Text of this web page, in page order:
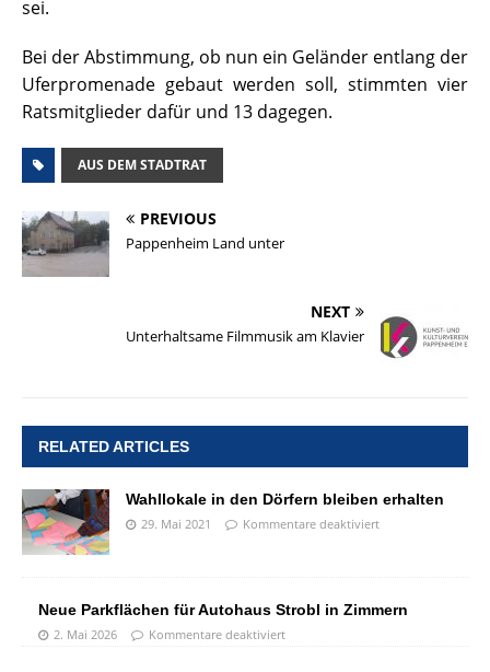
sei.
Bei der Abstimmung, ob nun ein Geländer entlang der
Uferpromenade gebaut werden soll, stimmten vier
Ratsmitglieder dafür und 13 dagegen.
AUS DEM STADTRAT
PREVIOUS
Pappenheim Land unter
NEXT
Unterhaltsame Filmmusik am Klavier
RELATED ARTICLES
Wahllokale in den Dörfern bleiben erhalten
29. Mai 2021 Kommentare deaktiviert
Neue Parkflächen für Autohaus Strobl in Zimmern
2. Mai 2026 Kommentare deaktiviert